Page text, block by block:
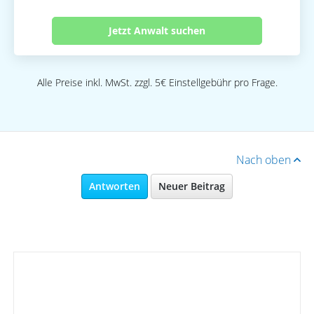
Jetzt Anwalt suchen
Alle Preise inkl. MwSt. zzgl. 5€ Einstellgebühr pro Frage.
Nach oben
Antworten Neuer Beitrag